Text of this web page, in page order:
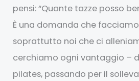
pensi: “Quante tazze posso
È una domanda che
soprattutto noi che ci
cerchiamo ogni vantaggio –
pilates, passando per il